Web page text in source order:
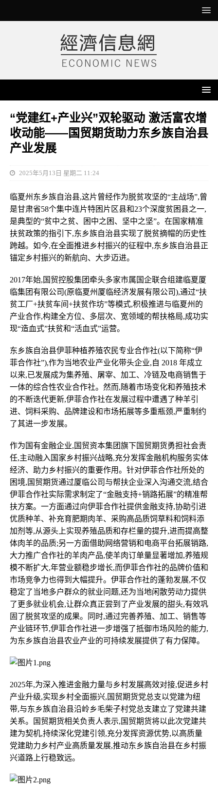
“党建红+产业兴”双轮驱动 激活富农增
收动能——国贸期货助力东乡族自治县
产业发展
2025年5月13日 星期二 11:24
临夏州东乡族自治县,这片曾经作为脱贫攻坚的“主战场”,曾
是甘肃省58个集中连片特困片区县和23个深度贫困县之一,
是典型的“贫中之贫、困中之困、坚中之坚”。在国家精准
扶贫政策的指引下,东乡族自治县实现了脱贫摘帽的历史性
跨越。如今,在全面推进乡村振兴的征程中,东乡族自治县正
锚定乡村振兴的新航向、大步迈进。
2017年始,国贸控股集团牵头多家市属国企联合组建临夏厦
临集团有限公司(原临夏州厦临经济发展有限公司),通过“扶
贫工厂+扶贫车间+扶贫作坊”等模式,积极推进与临夏州的
产业合作,构建全方位、多层次、宽领域的帮扶格局,成功实
现“造血式”扶贫和“活血式”运营。
东乡族自治县伊菲种植养殖农民专业合作社(以下简称“伊
菲合作社”),作为当地农业产业化带头企业,自 2018 年成立
以来,已发展成为集养殖、屠宰、加工、冷链及电商销售于
一体的综合性农业合作社。然而,随着市场变化和养殖技术
的不断迭代更新,伊菲合作社在发展过程中遭遇了种羊引
进、饲料采购、品牌建设和市场拓展等多重瓶颈,严重制约
了其进一步发展。
作为国有金融企业,国贸资本集团旗下国贸期货勇担社会责
任,主动融入国家乡村振兴战略,充分发挥金融机构服务实体
经济、助力乡村振兴的重要作用。针对伊菲合作社所处的
困境,国贸期货通过厦临公司与帮扶企业深入沟通交流,结合
伊菲合作社实际需求制定了“金融支持+销路拓展”的精准帮
扶方案。一方面通过向伊菲合作社提供金融支持,协助引进
优质种羊、补充育肥期肉羊、采购高品质饲草料和饲料添
加剂等,从源头上实现养殖品质和存栏量的提升,进而提高整
体肉羊的品质;另一方面借助网络营销和电商平台拓展销路,
大力推广合作社的羊肉产品,使羊肉订单量显著增加,养殖规
模不断扩大,年营业额稳步增长,而伊菲合作社的品牌价值和
市场竞争力也得到大幅提升。伊菲合作社的蓬勃发展,不仅
稳定了当地多户群众的就业问题,还为当地闲散劳动力提供
了更多就业机会,让群众真正尝到了产业发展的甜头,有效巩
固了脱贫攻坚的成果。同时,通过完善养殖、加工、销售等
产业链环节,伊菲合作社进一步增强了抵御市场风险的能力,
为东乡族自治县农业产业的可持续发展提供了有力保障。
2025年,为深入推进金融力量与乡村发展高效对接,促进乡村
产业升级,实现乡村全面振兴,国贸期货党总支以党建为纽
带,与东乡族自治县沿岭乡毛柴子村党总支建立了党建共建
关系。国贸期货相关负责人表示,国贸期货将以此次党建共
建为契机,持续深化党建引领,充分发挥资源优势,以高质量
党建助力乡村产业高质量发展,推动东乡族自治县在乡村振
兴道路上行稳致远。